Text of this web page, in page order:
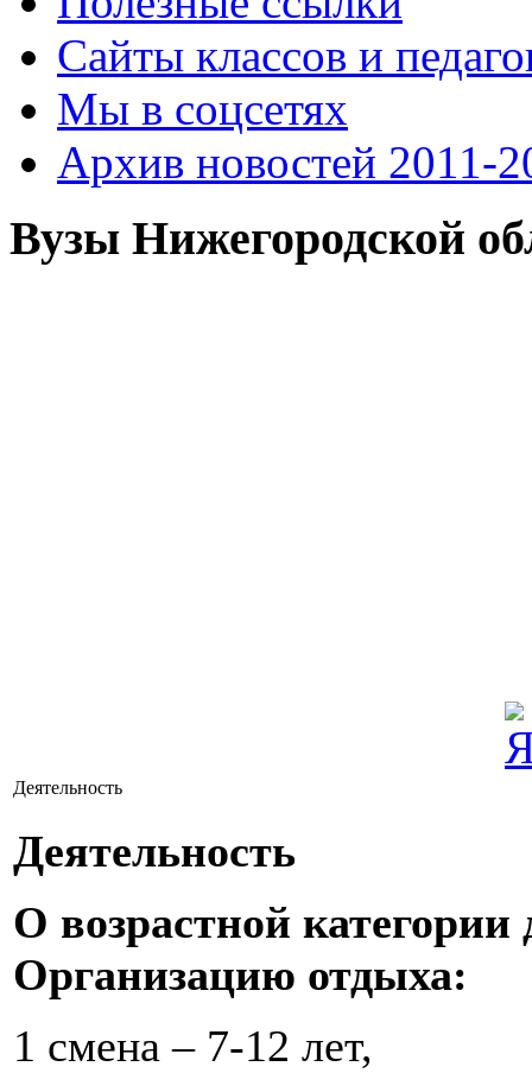
Сайты классов и
Мы в соцсетях
Архив новостей 2011-
Вузы Нижегородской
Деятельность
Деятельность
О возрастной
Организацию отдыха:
1 смена – 7-12 лет,